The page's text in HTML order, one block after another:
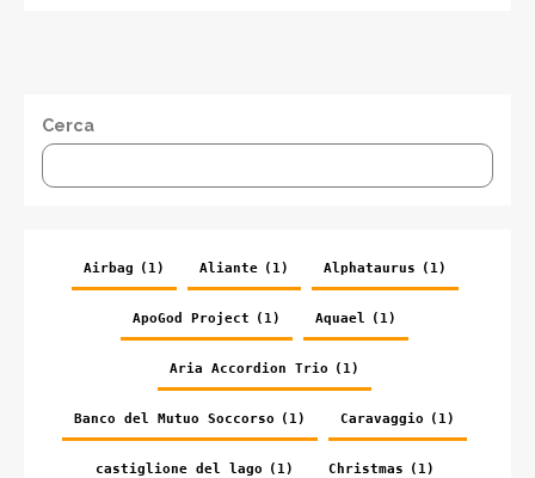
Cerca
Airbag (1) Aliante (1) Alphataurus (1)
ApoGod Project (1) Aquael (1)
Aria Accordion Trio (1)
Banco del Mutuo Soccorso (1) Caravaggio (1)
castiglione del lago (1) Christmas (1)